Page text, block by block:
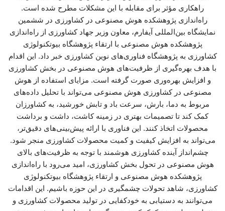
راهکاری مؤثر برای مقابله با این مشکلات مطرح شده است.
راه‌اندازی پژوهشکده هوش مصنوعی در کشاورزی در ششمین
نمایشگاه بین‌المللی آیفارم، معاون وزیر جهاد کشاورزی از راه‌اندازی
پژوهشکده هوش مصنوعی با ارتقاء پژوهشگاه بیوتکنولوژی
کشاورزی به پژوهشگاه فناوری‌های نوین کشاورزی خبر داد. این اقدام
با هدف بهره‌گیری از ظرفیت‌های هوش مصنوعی در بخش کشاورزی
و افزایش بهره‌وری صورت گرفته است. مزایای استفاده از هوش
مصنوعی در کشاورزی هوش مصنوعی می‌تواند با تحلیل داده‌های
مربوط به دما، بارش، سرعت باد و تابش خورشید، به کشاورزان
کمک کند تا تصمیمات بهتری در زمینه کاشت، داشت و برداشت
محصولات اتخاذ کنند. این فناوری با ارائه پیش‌بینی‌های دقیق‌تر،
می‌تواند به افزایش کیفیت و کمیت محصولات کشاورزی منجر شود.
چشم‌انداز آینده کشاورزی هوشمند با توجه به ظرفیت‌های بالای
هوش مصنوعی در تحول بخش کشاورزی، امید می‌رود با راه‌اندازی
پژوهشکده هوش مصنوعی و ارتقاء پژوهشگاه بیوتکنولوژی
کشاورزی، شاهد تحولات چشمگیری در این حوزه باشیم. این اقدامات
می‌توانند به دستیابی به خودکفایی در تولید محصولات کشاورزی و